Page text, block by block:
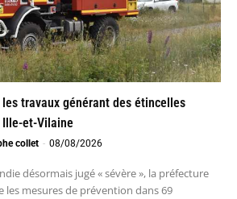
les travaux générant des étincelles
Ille-et-Vilaine
collet - 08/08/2026
désormais jugé « sévère », la préfecture
les mesures de prévention dans 69